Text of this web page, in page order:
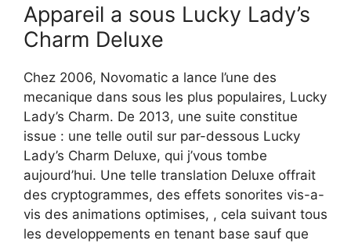
Appareil a sous Lucky Lady’s
Charm Deluxe
Chez 2006, Novomatic a lance l’une des
mecanique dans sous les plus populaires, Lucky
Lady’s Charm. De 2013, une suite constitue
issue : une telle outil sur par-dessous Lucky
Lady’s Charm Deluxe, qui j’vous tombe
aujourd’hui. Une telle translation Deluxe offrait
des cryptogrammes, des effets sonorites vis-a-
vis des animations optimises, , cela suivant tous
les developpements en tenant base sauf que